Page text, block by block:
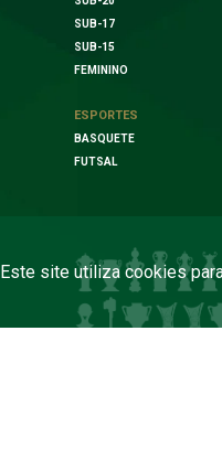
SUB-17
SUB-15
FEMININO
ESPORTES
BASQUETE
FUTSAL
Este site utiliza cookies